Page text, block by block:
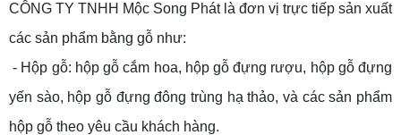
CÔNG TY TNHH Mộc Song Phát là đơn vị trực tiếp sản xuất
các sản phẩm bằng gỗ như:
- Hộp gỗ: hộp gỗ cắm hoa, hộp gỗ đựng rượu, hộp gỗ đựng
yến sào, hộp gỗ đựng đông trùng hạ thảo, và các sản phẩm
hộp gỗ theo yêu cầu khách hàng.